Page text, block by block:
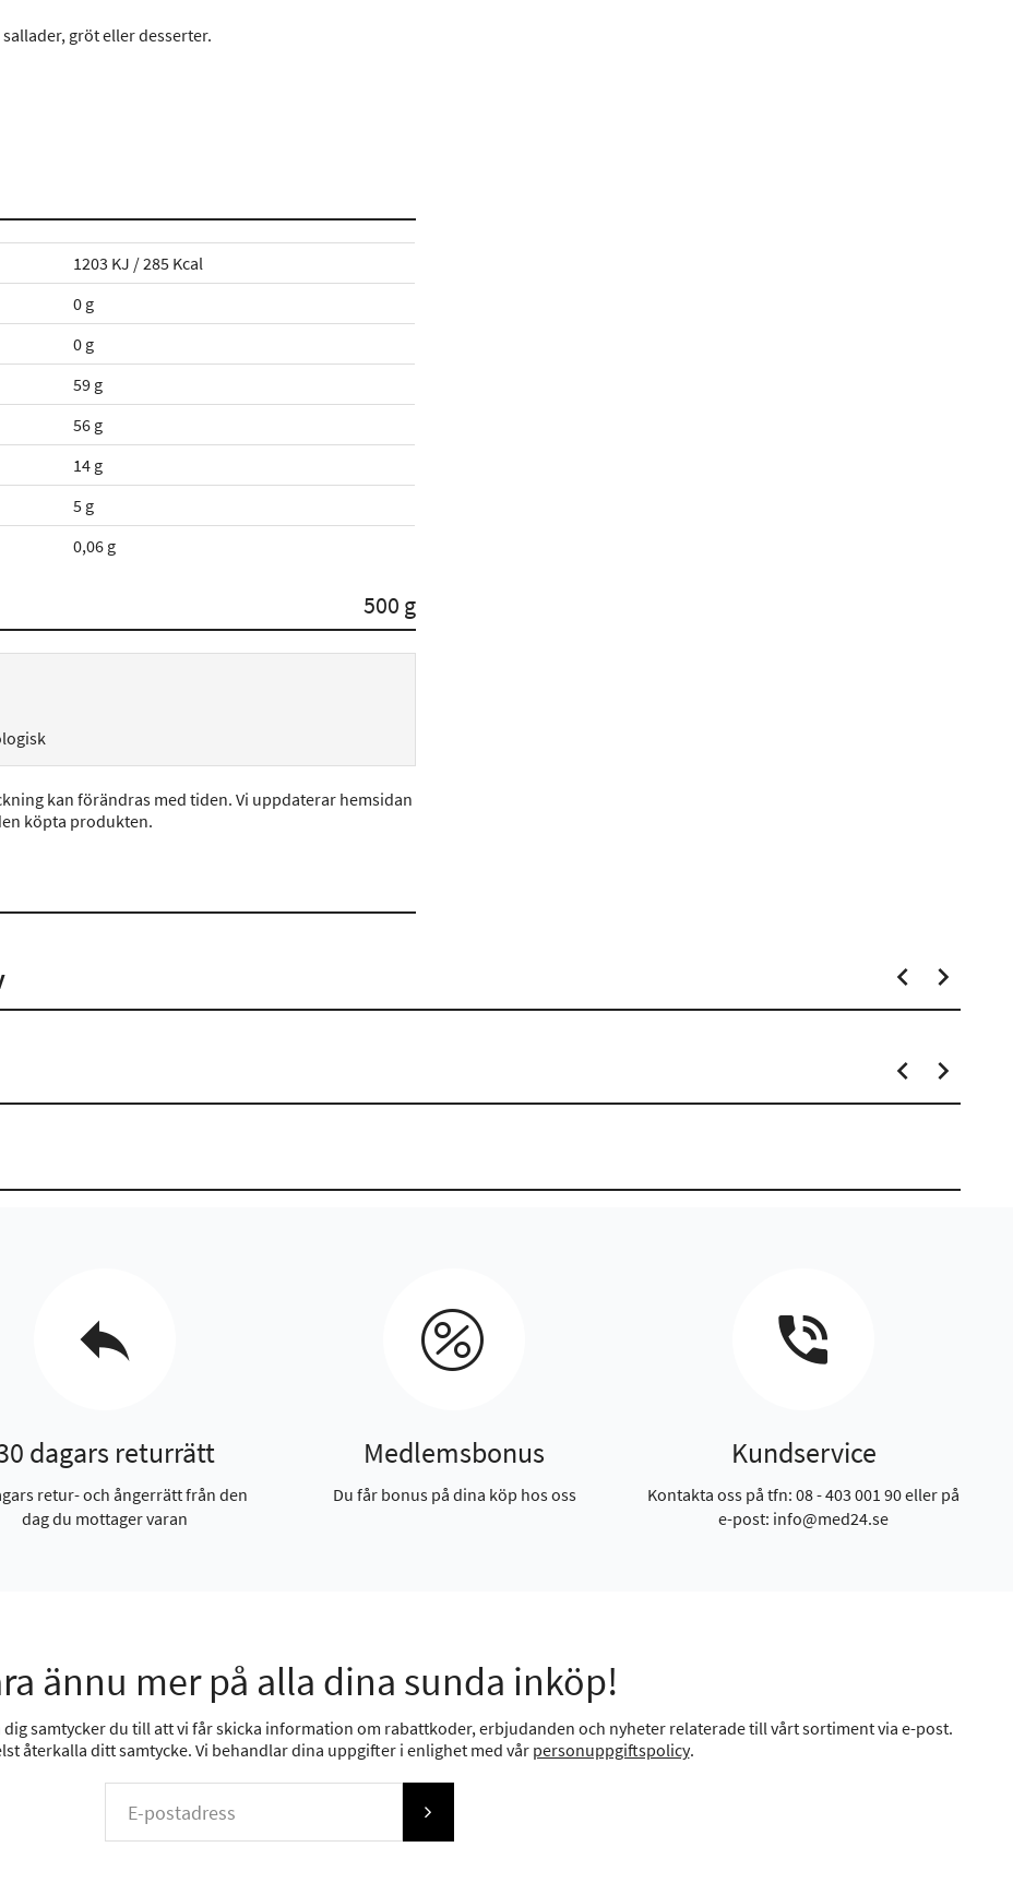
gröt eller desserter.
1203 KJ / 285 Kcal
0 g
0 g
59 g
56 g
14 g
5 g
0,06 g
500 g
kan förändras med tiden. Vi uppdaterar hemsidan
köpta produkten.
dagars returrätt
retur- och ångerrätt från den
dag du mottager varan
Medlemsbonus
Du får bonus på dina köp hos oss
Kundservice
Kontakta oss på tfn: 08 - 403 001 90 eller på
e-post: info@med24.se
ännu mer på alla dina sunda inköp!
samtycker du till att vi får skicka information om rabattkoder, erbjudanden och nyheter relaterade till vårt sortiment via e-post.
återkalla ditt samtycke. Vi behandlar dina uppgifter i enlighet med vår personuppgiftspolicy.